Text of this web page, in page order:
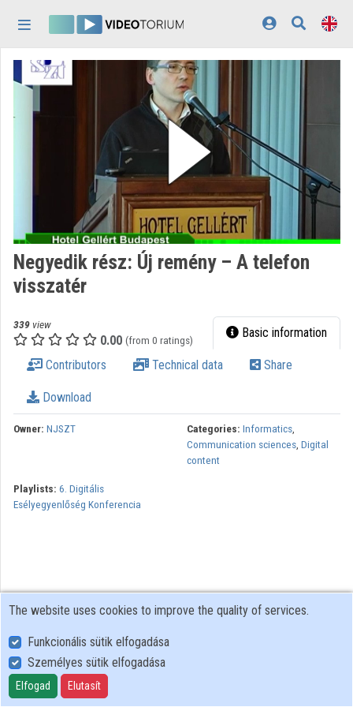
Home
Organizations
Contributors
Negyedik rész: Új remény – A telefon
visszatér
339 view
0.00 (from 0 ratings) Basic information
Contributors Technical data Share
Download
Owner: NJSZT Categories: Informatics,
Communication sciences, Digital
content
Playlists: 6. Digitális
Esélyegyenlőség Konferencia
User Policy
Adatkezelési tájékoztató (en)
Cookie Policy
The website uses cookies to improve the quality of services.
Funkcionális sütik elfogadása
Személyes sütik elfogadása
Elfogad Elutasít